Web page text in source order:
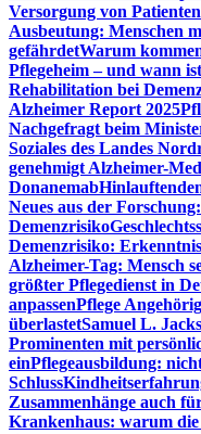
Versorgung von
Ausbeutung: Menschen
gefährdetWarum
Pflegeheim – und wann
Rehabilitation bei
Alzheimer Report 2025
Nachgefragt beim
Soziales des Landes
genehmigt Alzheimer-
Donanemab
Neues aus der
Demenzrisiko
Demenzrisiko:
Alzheimer-Tag: Mensch
größter Pflegedienst in
anpassenPflege
überlastetSamuel L.
Prominenten mit
einPflegeausbildung:
Schluss
Zusammenhänge auch
Krankenhaus: warum